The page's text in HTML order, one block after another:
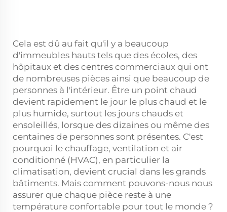
Cela est dû au fait qu'il y a beaucoup
d'immeubles hauts tels que des écoles, des
hôpitaux et des centres commerciaux qui ont
de nombreuses pièces ainsi que beaucoup de
personnes à l'intérieur. Être un point chaud
devient rapidement le jour le plus chaud et le
plus humide, surtout les jours chauds et
ensoleillés, lorsque des dizaines ou même des
centaines de personnes sont présentes. C'est
pourquoi le chauffage, ventilation et air
conditionné (HVAC), en particulier la
climatisation, devient crucial dans les grands
bâtiments. Mais comment pouvons-nous nous
assurer que chaque pièce reste à une
température confortable pour tout le monde ?